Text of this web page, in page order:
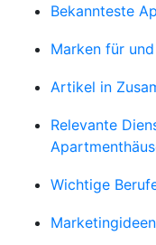
Bekannteste
Marken für
Artikel in
Relevante
Wichtige